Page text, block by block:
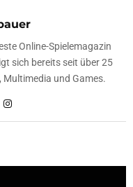
Online-Spielemagazin
sich bereits seit über 25
Multimedia und Games.